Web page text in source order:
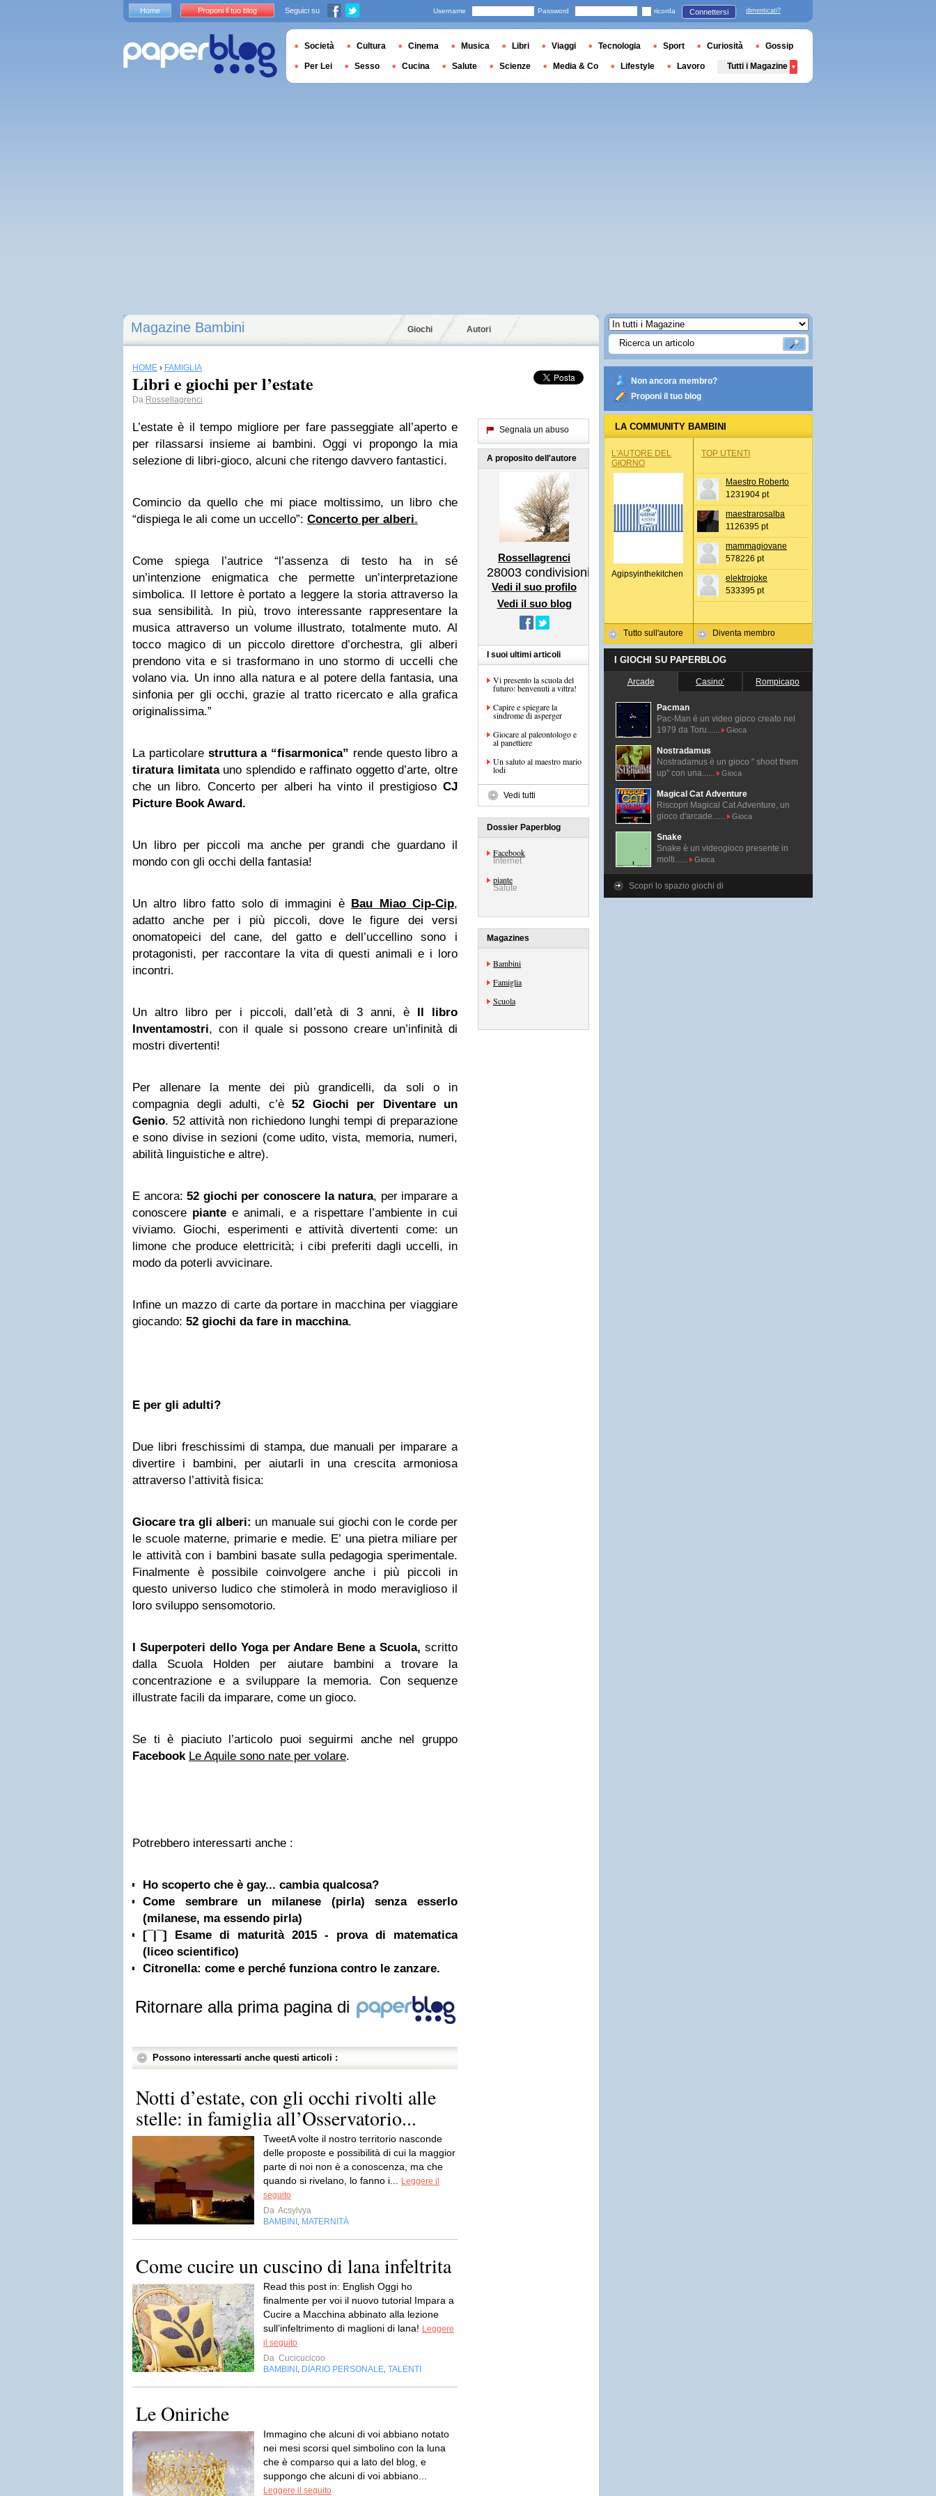
Magazine Bambini Giochi Autori
HOME › FAMIGLIA
Libri e giochi per l’estate
Da Rossellagrenci
L’estate è il tempo migliore per fare passeggiate all’aperto e
per rilassarsi insieme ai bambini. Oggi vi propongo la mia
selezione di libri-gioco, alcuni che ritengo davvero fantastici.
Comincio da quello che mi piace moltissimo, un libro che
“dispiega le ali come un uccello”: Concerto per alberi.
Come spiega l’autrice “l’assenza di testo ha in sé
un’intenzione enigmatica che permette un’interpretazione
simbolica. Il lettore è portato a leggere la storia attraverso la
sua sensibilità. In più, trovo interessante rappresentare la
musica attraverso un volume illustrato, totalmente muto. Al
tocco magico di un piccolo direttore d’orchestra, gli alberi
prendono vita e si trasformano in uno stormo di uccelli che
volano via. Un inno alla natura e al potere della fantasia, una
sinfonia per gli occhi, grazie al tratto ricercato e alla grafica
originalissima.”
La particolare struttura a “fisarmonica” rende questo libro a
tiratura limitatauno splendido e raffinato oggetto d’arte, oltre
che un libro. Concerto per alberi ha vinto il prestigioso CJ
Picture Book Award.
Un libro per piccoli ma anche per grandi che guardano il
mondo con gli occhi della fantasia!
Un altro libro fatto solo di immagini è Bau Miao Cip-Cip,
adatto anche per i più piccoli, dove le figure dei versi
onomatopeici del cane, del gatto e dell’uccellino sono i
protagonisti, per raccontare la vita di questi animali e i loro
incontri.
Un altro libro per i piccoli, dall’età di 3 anni, è Il libro
Inventamostri, con il quale si possono creare un’infinità di
mostri divertenti!
Per allenare la mente dei più grandicelli, da soli o in
compagnia degli adulti, c’è 52 Giochi per Diventare un
Genio. 52 attività non richiedono lunghi tempi di preparazione
e sono divise in sezioni (come udito, vista, memoria, numeri,
abilità linguistiche e altre).
E ancora:52 giochi per conoscere la natura, per imparare a
conoscere piante e animali, e a rispettare l’ambiente in cui
viviamo. Giochi, esperimenti e attività divertenti come: un
limone che produce elettricità; i cibi preferiti dagli uccelli, in
modo da poterli avvicinare.
Infine un mazzo di carte da portare in macchina per viaggiare
giocando: 52 giochi da fare in macchina.
E per gli adulti?
Due libri freschissimi di stampa, due manuali per imparare a
divertire i bambini, per aiutarli in una crescita armoniosa
attraverso l’attività fisica:
Giocare tra gli alberi: un manuale sui giochi con le corde per
le scuole materne, primarie e medie. E’ una pietra miliare per
le attività con i bambini basate sulla pedagogia sperimentale.
Finalmente è possibile coinvolgere anche i più piccoli in
questo universo ludico che stimolerà in modo meraviglioso il
loro sviluppo sensomotorio.
I Superpoteri dello Yoga per Andare Bene a Scuola, scritto
dalla Scuola Holden per aiutare bambini a trovare la
concentrazione e a sviluppare la memoria. Con sequenze
illustrate facili da imparare, come un gioco.
Se ti è piaciuto l’articolo puoi seguirmi anche nel gruppo
Facebook Le Aquile sono nate per volare.
Potrebbero interessarti anche :
Ho scoperto che è gay... cambia qualcosa?
Come sembrare un milanese (pirla) senza esserlo
(milanese, ma essendo pirla)
[¯|¯] Esame di maturità 2015 - prova di matematica
(liceo scientifico)
Citronella: come e perché funziona contro le zanzare.
Ritornare alla prima pagina di
Possono interessarti anche questi articoli :
Notti d’estate, con gli occhi rivolti alle
stelle: in famiglia all’Osservatorio...
TweetA volte il nostro territorio nasconde
delle proposte e possibilità di cui la maggior
parte di noi non è a conoscenza, ma che
quando si rivelano, lo fanno i...
Leggere il
seguito
Da Acsylvya
BAMBINI
MATERNITÀ
Come cucire un cuscino di lana infeltrita
Read this post in: English Oggi ho
finalmente per voi il nuovo tutorial Impara a
Cucire a Macchina abbinato alla lezione
sull’infeltrimento di maglioni di lana! Leggere
il seguito
Da Cucicucicoo
BAMBINI
DIARIO PERSONALE TALENTI
Le Oniriche
Immagino che alcuni di voi abbiano notato
nei mesi scorsi quel simbolino con la luna
che è comparso qui a lato del blog, e
suppongo che alcuni di voi abbiano...
Leggere il seguito
Segnala un abuso
A proposito dell'autore
Rossellagrenci
28003 condivisioni
Vedi il suo profilo
Vedi il suo blog
I suoi ultimi articoli
Vi presento la scuola del
futuro: benvenuti a vittra!
Capire e spiegare la
sindrome di asperger
Giocare al paleontologo e
al panettiere
Un saluto al maestro mario
lodi
Vedi tutti
Dossier Paperblog
Facebook
Internet
piante
Salute
Magazines
Bambini
Famiglia
Scuola
Non ancora membro?
Proponi il tuo blog
LA COMMUNITY BAMBINI
L'AUTORE DEL
GIORNO
Agipsyinthekitchen
Tutto sull'autore
TOP UTENTI
Maestro Roberto
1231904 pt
maestrarosalba
1126395 pt
mammagiovane
578226 pt
elektrojoke
533395 pt
Diventa membro
I GIOCHI SU PAPERBLOG
Arcade Casino' Rompicapo
Pacman
Pac-Man é un video gioco creato nel
1979 da Toru......
Gioca
Nostradamus
Nostradamus è un gioco " shoot them
up" con una......
Gioca
Magical Cat Adventure
Riscopri Magical Cat Adventure, un
gioco d'arcade......
Gioca
Snake
Snake è un videogioco presente in
molti......
Gioca
Scopri lo spazio giochi di
Home Proponi il tuo blog Seguici su Username Password ricorda Connettersi dimenticati?
Società Cultura Cinema Musica Libri Viaggi Tecnologia Sport Curiosità Gossip
Per Lei Sesso Cucina Salute Scienze Media & Co Lifestyle Lavoro Tutti i Magazine